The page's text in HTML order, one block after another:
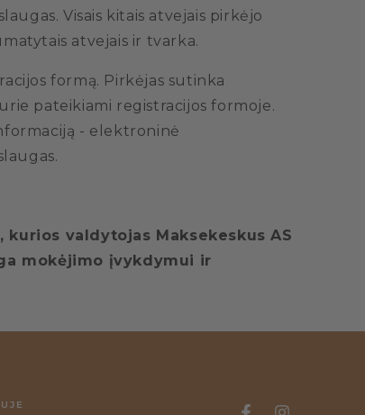
Visais kitais atvejais pirkėjo
atvejais ir tvarka.
formą. Pirkėjas sutinka
pateikiami registracijos formoje.
- elektroninė
kurios valdytojas Maksekeskus AS
mokėjimo įvykdymui ir